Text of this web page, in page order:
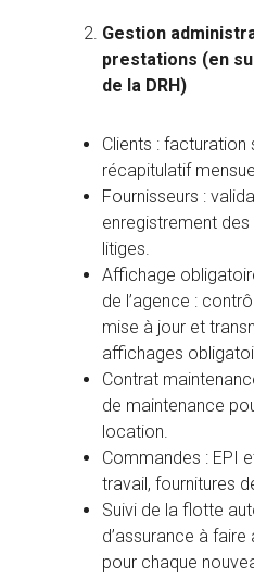
Gestion
prestations (en
de la DRH)
Clients : facturation
récapitulatif
Fournisseurs :
enregistrement
litiges.
Affichage
de l’agence :
mise à jour et
affichages
Contrat
de maintenance
location.
Commandes : EPI
travail, fournitures
Suivi de la flotte
d’assurance à faire
pour chaque